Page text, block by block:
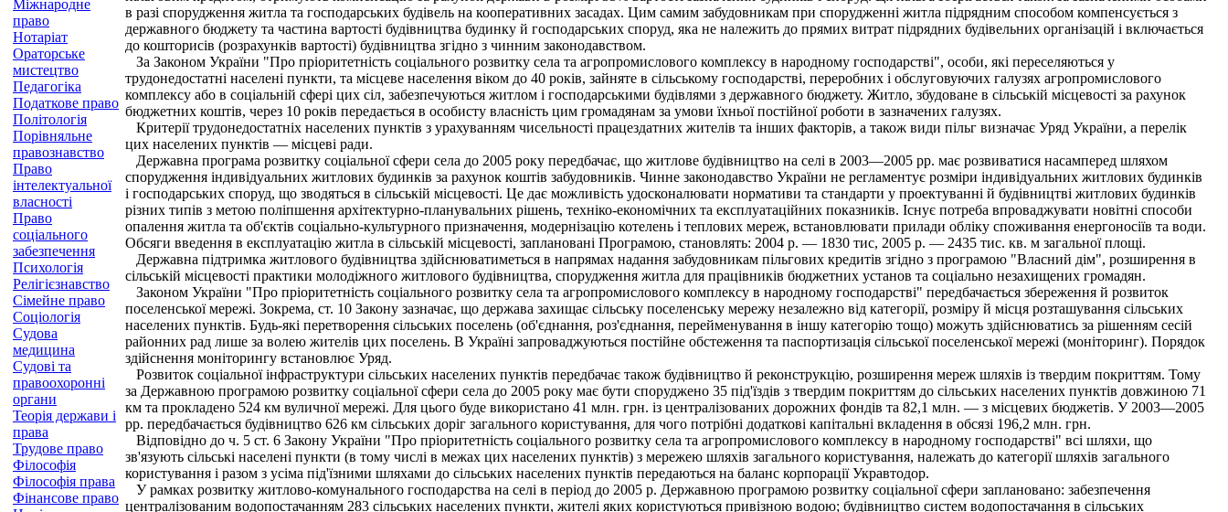
Міжнародне
право
Нотаріат
Ораторське
мистецтво
Педагогіка
Податкове право
Політологія
Порівняльне
правознавство
Право
інтелектуальної
власності
Право
соціального
забезпечення
Психологія
Релігієзнавство
Сімейне право
Соціологія
Судова
медицина
Судові та
правоохоронні
органи
Теорія держави і
права
Трудове право
Філософія
Філософія права
Фінансове право
в разі спорудження житла та господарських будівель на кооперативних засадах. Цим самим забудовникам при спорудженні житла підрядним способом компенсується з
державного бюджету та частина вартості будівництва будинку й господарських споруд, яка не належить до прямих витрат підрядних будівельних організацій і включається
до кошторисів (розрахунків вартості) будівництва згідно з чинним законодавством.
За Законом України "Про пріоритетність соціального розвитку села та агропромислового комплексу в народному господарстві", особи, які переселяються у
трудонедостатні населені пункти, та місцеве населення віком до 40 років, зайняте в сільському господарстві, переробних і обслуговуючих галузях агропромислового
комплексу або в соціальній сфері цих сіл, забезпечуються житлом і господарськими будівлями з державного бюджету. Житло, збудоване в сільській місцевості за рахунок
бюджетних коштів, через 10 років передається в особисту власність цим громадянам за умови їхньої постійної роботи в зазначених галузях.
Критерії трудонедостатніх населених пунктів з урахуванням чисельності працездатних жителів та інших факторів, а також види пільг визначає Уряд України, а перелік
цих населених пунктів — місцеві ради.
Державна програма розвитку соціальної сфери села до 2005 року передбачає, що житлове будівництво на селі в 2003—2005 рр. має розвиватися насамперед шляхом
спорудження індивідуальних житлових будинків за рахунок коштів забудовників. Чинне законодавство України не регламентує розміри індивідуальних житлових будинків
і господарських споруд, що зводяться в сільській місцевості. Це дає можливість удосконалювати нормативи та стандарти у проектуванні й будівництві житлових будинків
різних типів з метою поліпшення архітектурно-планувальних рішень, техніко-економічних та експлуатаційних показників. Існує потреба впроваджувати новітні способи
опалення житла та об'єктів соціально-культурного призначення, модернізацію котелень і теплових мереж, встановлювати прилади обліку споживання енергоносіїв та води.
Обсяги введення в експлуатацію житла в сільській місцевості, заплановані Програмою, становлять: 2004 р. — 1830 тис, 2005 р. — 2435 тис. кв. м загальної площі.
Державна підтримка житлового будівництва здійснюватиметься в напрямах надання забудовникам пільгових кредитів згідно з програмою "Власний дім", розширення в
сільській місцевості практики молодіжного житлового будівництва, спорудження житла для працівників бюджетних установ та соціально незахищених громадян.
Законом України "Про пріоритетність соціального розвитку села та агропромислового комплексу в народному господарстві" передбачається збереження й розвиток
поселенської мережі. Зокрема, ст. 10 Закону зазначає, що держава захищає сільську поселенську мережу незалежно від категорії, розміру й місця розташування сільських
населених пунктів. Будь-які перетворення сільських поселень (об'єднання, роз'єднання, перейменування в іншу категорію тощо) можуть здійснюватись за рішенням сесій
районних рад лише за волею жителів цих поселень. В Україні запроваджуються постійне обстеження та паспортизація сільської поселенської мережі (моніторинг). Порядок
здійснення моніторингу встановлює Уряд.
Розвиток соціальної інфраструктури сільських населених пунктів передбачає також будівництво й реконструкцію, розширення мереж шляхів із твердим покриттям. Тому
за Державною програмою розвитку соціальної сфери села до 2005 року має бути споруджено 35 під'їздів з твердим покриттям до сільських населених пунктів довжиною 71
км та прокладено 524 км вуличної мережі. Для цього буде використано 41 млн. грн. із централізованих дорожних фондів та 82,1 млн. — з місцевих бюджетів. У 2003—2005
рр. передбачається будівництво 626 км сільських доріг загального користування, для чого потрібні додаткові капітальні вкладення в обсязі 196,2 млн. грн.
Відповідно до ч. 5 ст. 6 Закону України "Про пріоритетність соціального розвитку села та агропромислового комплексу в народному господарстві" всі шляхи, що
зв'язують сільські населені пункти (в тому числі в межах цих населених пунктів) з мережею шляхів загального користування, належать до категорії шляхів загального
користування і разом з усіма під'їзними шляхами до сільських населених пунктів передаються на баланс корпорації Укравтодор.
У рамках розвитку житлово-комунального господарства на селі в період до 2005 р. Державною програмою розвитку соціальної сфери заплановано: забезпечення
централізованим водопостачанням 283 сільських населених пункти, жителі яких користуються привізною водою; будівництво систем водопостачання в сільських